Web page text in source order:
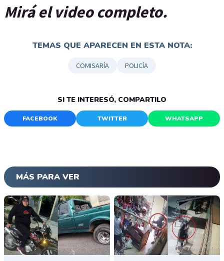
Mirá el video completo.
TEMAS QUE APARECEN EN ESTA NOTA:
COMISARÍA POLICÍA
SI TE INTERESÓ, COMPARTILO
FACEBOOK TWITTER WHATSAPP
MÁS PARA VER